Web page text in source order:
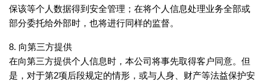
保该等个人数据得到安全管理；在将个人信息处理业务全部或
部分委托给外部时，也将进行同样的监督。
8. 向第三方提供
在向第三方提供个人信息时，本公司将事先取得客户同意。但
是，对于第2项后段规定的情形，或与人身、财产等法益保护安